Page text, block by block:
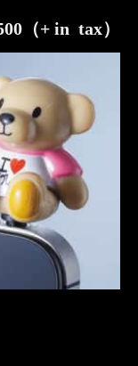
（+ in tax）